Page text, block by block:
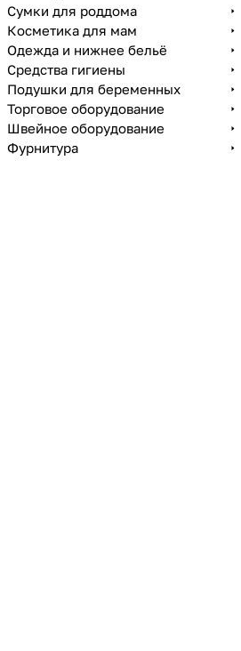
Сумки для роддома
Косметика для мам
Одежда и нижнее бельё
Средства гигиены
Подушки для беременных
Торговое оборудование
Швейное оборудование
Фурнитура